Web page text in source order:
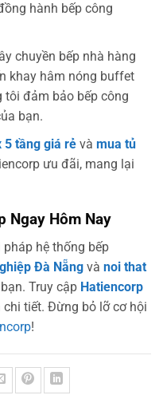
hành bếp công
chuyền bếp nhà hàng
khay hâm nóng buffet
tôi đảm bảo bếp công
bạn.
5 tầng giá rẻvà mua tủ
ưu đãi, mang lại
Ngay Hôm Nay
hệ thống bếp
Đà Nẵng và noi that
Truy cập Hatiencorp
tiết. Đừng bỏ lỡ cơ hội
!